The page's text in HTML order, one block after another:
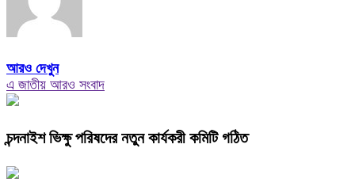
আরও দেখুন
এ জাতীয় আরও সংবাদ
চন্দনাইশ ভিক্ষু পরিষদের নতুন কার্যকরী কমিটি গঠিত